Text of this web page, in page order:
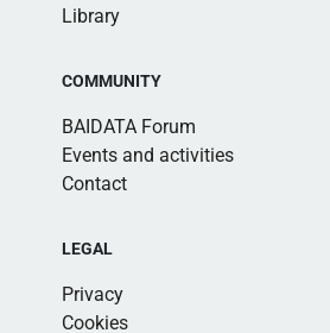
Library
COMMUNITY
BAIDATA Forum
Events and activities
Contact
LEGAL
Privacy
Cookies